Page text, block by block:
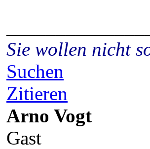
Sie wollen nicht
Suchen
Zitieren
Arno Vogt
Gast